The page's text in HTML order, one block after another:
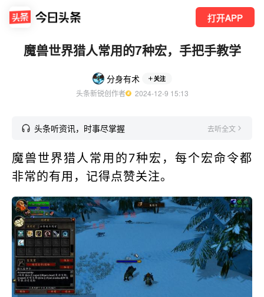
打开APP
魔兽世界猎人常用的7种宏，手把手教学
分身有术 关注
头条新锐创作者
  2024-12-9 15:13
头条听资讯，时事尽掌握 去听全文
魔兽世界猎人常用的7种宏，每个宏命令都
非常的有用，记得点赞关注。